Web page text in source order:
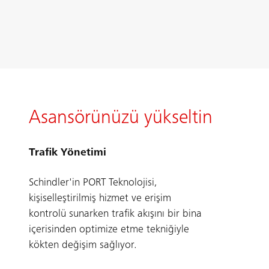
Asansörünüzü yükseltin
Trafik Yönetimi
Schindler'in PORT Teknolojisi,
kişiselleştirilmiş hizmet ve erişim
kontrolü sunarken trafik akışını bir bina
içerisinden optimize etme tekniğiyle
kökten değişim sağlıyor.